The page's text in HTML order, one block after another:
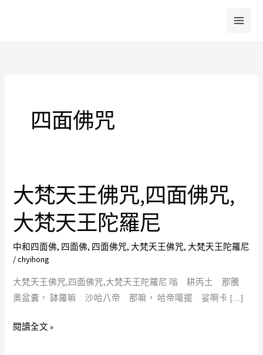
四面佛咒
大梵天王佛咒,四面佛咒,
大梵天王陀羅尼
中和四面佛, 四面佛, 四面佛咒,大梵天王佛咒,大梵天王陀羅尼
/chyihong
大梵天王佛咒,四面佛咒,大梵天王陀羅尼 嗡 耕丙土 那騰
奧盆囊， 缽羅嘛 沙哈八帝 那嘛， 哈帝噶擺 娑啊卡 […]
大
梵
天
佛
四
面
咒,
閱讀全文 »